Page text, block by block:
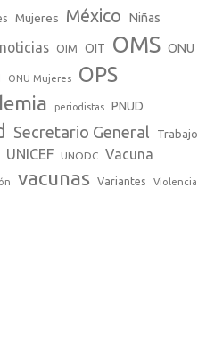
Mujeres México Niñas
noticias OIM OIT OMS ONU
ONU Mujeres OPS
periodistas PNUD
Secretario General Trabajo
UNICEF UNODC Vacuna
vacunas Variantes
Violencia